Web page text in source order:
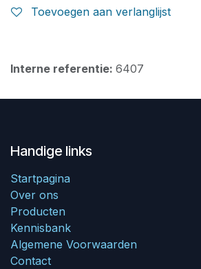
Toevoegen aan verlanglijst
Interne referentie: 6407
Handige links
Startpagina
Over ons
Producten
Kennisbank
Algemene Voorwaarden
Contact